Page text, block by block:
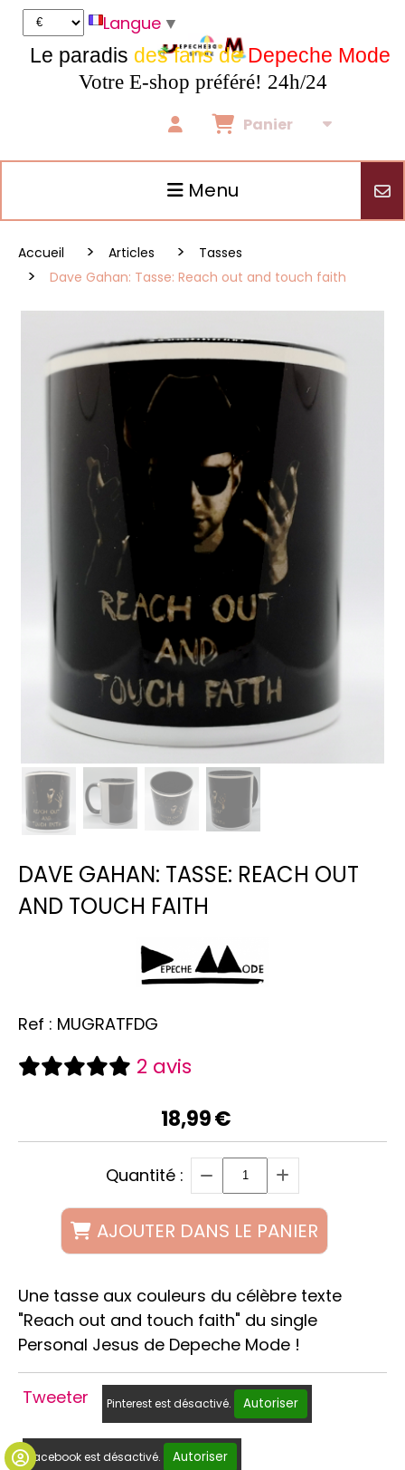
Le paradis des fans deDepeche Mode
Votre E-shop préféré! 24h/24
Panier
Menu
Accueil Articles
Tasses
Dave Gahan: Tasse: Reach out and touch faith
DAVE GAHAN: TASSE: REACH OUT
AND TOUCH FAITH
Ref : MUGRATFDG
2 avis
18,99€
Quantité :
AJOUTER DANS LE PANIER
Une tasse aux couleurs du célèbre texte
"Reach out and touch faith" du single
Personal Jesus de Depeche Mode !
Tweeter Pinterest est désactivé. Autoriser
Facebook est désactivé. Autoriser
Langue ▼
Panneau de gestion des cookies